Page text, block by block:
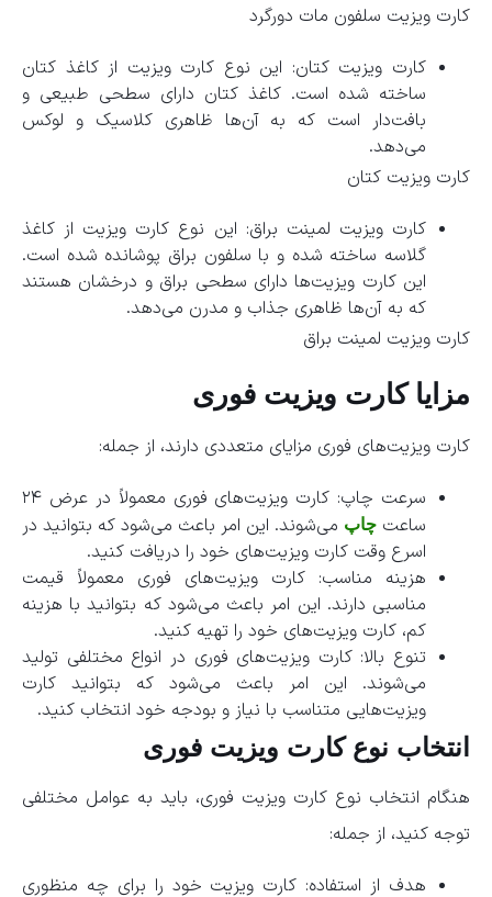
کارت ویزیت سلفون مات دورگرد
کارت ویزیت کتان: این نوع کارت ویزیت از کاغذ کتان
ساخته شده است. کاغذ کتان دارای سطحی طبیعی و
بافت‌دار است که به آن‌ها ظاهری کلاسیک و لوکس
می‌دهد.
کارت ویزیت کتان
کارت ویزیت لمینت براق: این نوع کارت ویزیت از کاغذ
گلاسه ساخته شده و با سلفون براق پوشانده شده است.
این کارت ویزیت‌ها دارای سطحی براق و درخشان هستند
که به آن‌ها ظاهری جذاب و مدرن می‌دهد.
کارت ویزیت لمینت براق
مزایا کارت ویزیت فوری
کارت ویزیت‌های فوری مزایای متعددی دارند، از جمله:
سرعت چاپ: کارت ویزیت‌های فوری معمولاً در عرض ۲۴
ساعت چاپ می‌شوند. این امر باعث می‌شود که بتوانید در
اسرع وقت کارت ویزیت‌های خود را دریافت کنید.
هزینه مناسب: کارت ویزیت‌های فوری معمولاً قیمت
مناسبی دارند. این امر باعث می‌شود که بتوانید با هزینه
کم، کارت ویزیت‌های خود را تهیه کنید.
تنوع بالا: کارت ویزیت‌های فوری در انواع مختلفی تولید
می‌شوند. این امر باعث می‌شود که بتوانید کارت
ویزیت‌هایی متناسب با نیاز و بودجه خود انتخاب کنید.
انتخاب نوع کارت ویزیت فوری
هنگام انتخاب نوع کارت ویزیت فوری، باید به عوامل مختلفی
توجه کنید، از جمله:
هدف از استفاده: کارت ویزیت خود را برای چه منظوری